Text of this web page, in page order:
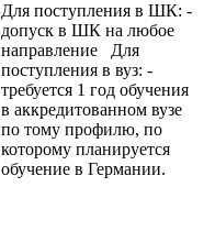
Для поступления в ШК: -
допуск в ШК на любое
направление Для
поступления в вуз: -
требуется 1 год обучения
в аккредитованном вузе
по тому профилю, по
которому планируется
обучение в Германии.